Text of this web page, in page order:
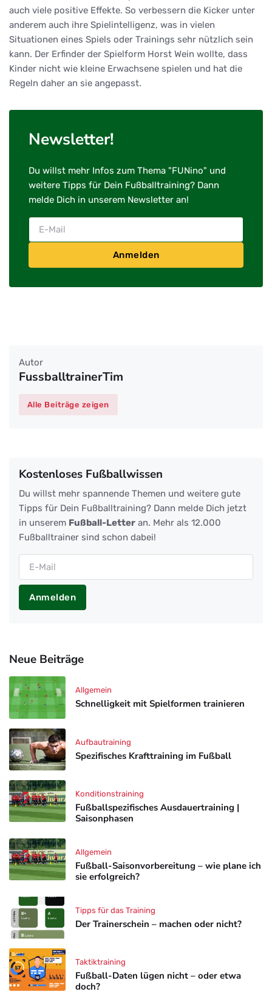
auch viele positive Effekte. So verbessern die Kicker unter
anderem auch ihre Spielintelligenz, was in vielen
Situationen eines Spiels oder Trainings sehr nützlich sein
kann. Der Erfinder der Spielform Horst Wein wollte, dass
Kinder nicht wie kleine Erwachsene spielen und hat die
Regeln daher an sie angepasst.
Newsletter!
Du willst mehr Infos zum Thema "FUNino" und
weitere Tipps für Dein Fußballtraining? Dann
melde Dich in unserem Newsletter an!
Anmelden
Autor
FussballtrainerTim
Alle Beiträge zeigen
Kostenloses Fußballwissen
Du willst mehr spannende Themen und weitere gute
Tipps für Dein Fußballtraining? Dann melde Dich jetzt
in unserem Fußball-Letter an. Mehr als 12.000
Fußballtrainer sind schon dabei!
Anmelden
Neue Beiträge
Schnelligkeit mit Spielformen trainieren
Allgemein
Spezifisches Krafttraining im Fußball
Aufbautraining
Fußballspezifisches Ausdauertraining |
Saisonphasen
Konditionstraining
Fußball-Saisonvorbereitung – wie plane ich
sie erfolgreich?
Allgemein
Der Trainerschein – machen oder nicht?
Tipps für das Training
Fußball-Daten lügen nicht – oder etwa
doch?
Taktiktraining